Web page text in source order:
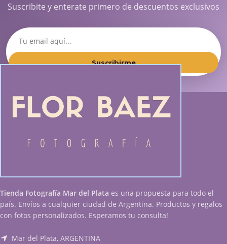
Suscribite y enterate primero de descuentos exclusivos
Suscribirme
Tienda Fotografía Mar del Plata es una propuesta para todo el
país. Envíos a cualquier ciudad de Argentina. Productos y regalos
con fotos personalizados. Esperamos tu consulta!
Mar del Plata, ARGENTINA